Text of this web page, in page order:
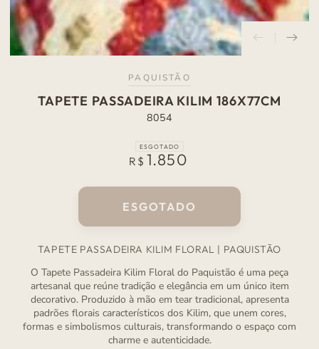
PAQUISTÃO
TAPETE PASSADEIRA KILIM 186X77CM
8054
Preço
R$ 1.850
ESGOTADO
ESGOTADO
TAPETE PASSADEIRA KILIM FLORAL | PAQUISTÃO
O Tapete Passadeira Kilim Floral do Paquistão é uma peça
artesanal que reúne tradição e elegância em um único item
decorativo. Produzido à mão em tear tradicional, apresenta
padrões florais característicos dos Kilim, que unem cores,
formas e simbolismos culturais, transformando o espaço com
charme e autenticidade.